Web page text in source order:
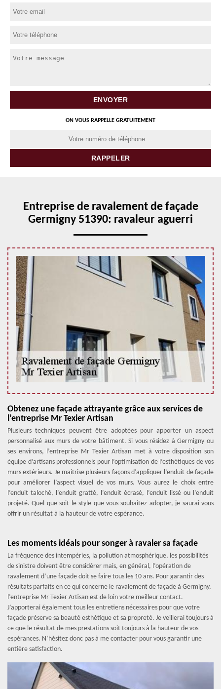
ON VOUS RAPPELLE GRATUITEMENT
Entreprise de ravalement de façade
Germigny 51390: ravaleur aguerri
Obtenez une façade attrayante grâce aux services de
l’entreprise Mr Texier Artisan
Plusieurs techniques peuvent être adoptées pour apporter un aspect
personnalisé aux murs de votre bâtiment. Si vous résidez à Germigny ou
ses environs, l’entreprise Mr Texier Artisan met à votre disposition son
équipe d’artisans professionnels pour l’optimisation de l’esthétiques de vos
murs extérieurs. Je maitrise plusieurs façons d’appliquer l’enduit de façade
pour améliorer l’aspect visuel de vos murs. Vous aurez le choix entre
l’enduit taloché, l’enduit gratté, l’enduit écrasé, l’enduit lissé ou l’enduit
projeté. Quel que soit le style que vous souhaitez adopter, je saurai vous
offrir un résultat à la hauteur de votre espérance.
Les moments idéals pour songer à ravaler sa façade
La fréquence des intempéries, la pollution atmosphérique, les possibilités
de sinistre doivent être considérer mais, en général, l’opération de
ravalement d’une façade doit se faire tous les 10 ans. Pour garantir des
résultats parfaits en ce qui concerne le ravalement de façade à Germigny,
l’entreprise Mr Texier Artisan est de loin votre meilleur contact.
J’apporterai également tous les entretiens nécessaires pour que votre
façade préserve sa beauté esthétique et sa propreté. Je veillerai toujours à
ce que le résultat de mes prestations soit toujours à la hauteur de vos
espérances. N’hésitez donc pas à me contacter pour vous garantir une
entière satisfaction.